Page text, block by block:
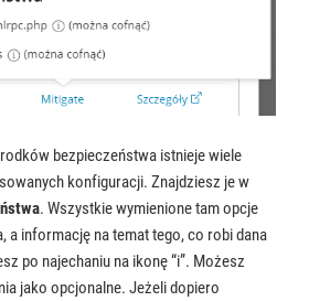
bezpieczeństwa istnieje wiele
konfiguracji. Znajdziesz je w
. Wszystkie wymienione tam opcje
a informację na temat tego, co robi dana
po najechaniu na ikonę “i”. Możesz
jako opcjonalne. Jeżeli dopiero